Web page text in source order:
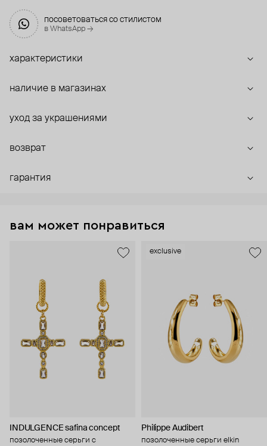
посоветоваться со стилистом
в WhatsApp →
характеристики
наличие в магазинах
уход за украшениями
возврат
гарантия
вам может понравиться
INDULGENCE safina concept
позолоченные серьги с
exclusive
Philippe Audibert
позолоченные серьги elkin